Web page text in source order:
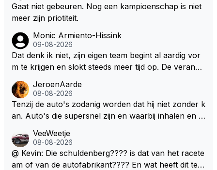
Gaat niet gebeuren. Nog een kampioenschap is niet
meer zijn priotiteit.
Monic Armiento-Hissink
09-08-2026
Dat denk ik niet, zijn eigen team begint al aardig vor
m te krijgen en slokt steeds meer tijd op. De verande
en zullen ben ik bang niet het gewenste effect hebb
en. Mocht het wel zo zijn dan zal het 3 jaar zijn, hoo
guit 5 jaar maar echt niet langer. Vergeet niet, hij hee
em meer plezier gebracht dan de F1 op dit moment.
JeroenAarde
08-08-2026
Tenzij de auto's zodanig worden dat hij niet zonder k
an. Auto's die supersnel zijn en waarbij inhalen en v
ronkende motoren en op de grenzen rijden van de
mogelijkheden. Het ouderwetse racen waarbij de ma
nnen en jongens verdeeld worden. Als deze auto's g
VeeWeetje
08-08-2026
@ Kevin: Die schuldenberg???? is dat van het racete
am of van de autofabrikant???? En wat heeft dit te